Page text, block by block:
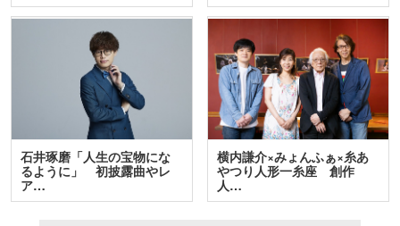
石井琢磨「人生の宝物にな
るように」 初披露曲やレ
ア…
横内謙介×みょんふぁ×糸あ
やつり人形一糸座 創作
人…